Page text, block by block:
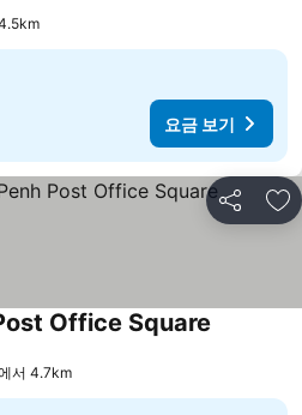
요금 보기
공유 즐
Office Square
서 4.7km